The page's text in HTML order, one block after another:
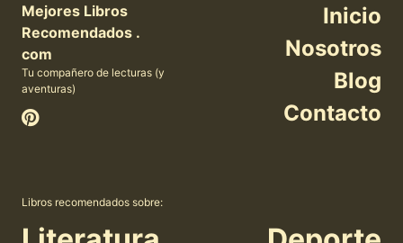
Mejores Libros
Recomendados .
com
Tu compañero de lecturas (y
aventuras)
Inicio
Nosotros
Blog
Contacto
Libros recomendados sobre: